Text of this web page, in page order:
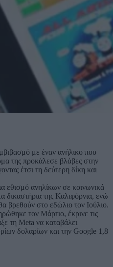
με έναν ανήλικο που
της προκάλεσε βλάβες στην
έτσι τη δεύτερη δίκη και
εθισμό ανηλίκων σε κοινωνικά
δικαστήρια της Καλιφόρνια, ενώ
βρεθούν στο εδώλιο τον Ιούλιο.
τον Μάρτιο, έκρινε τις
τη Meta να καταβάλει
δολαρίων και την Google 1,8